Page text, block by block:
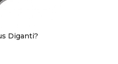
Diganti?